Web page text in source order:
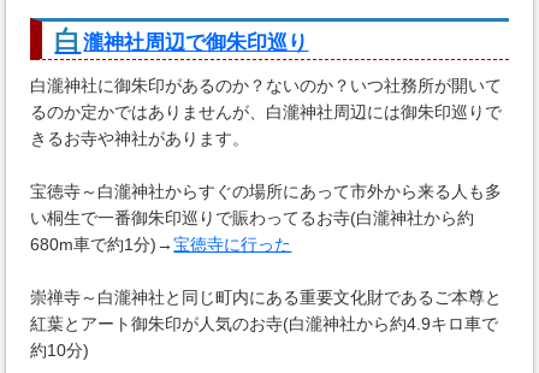
白 瀧神社周辺で御朱印巡り
白瀧神社に御朱印があるのか？ないのか？いつ社務所が開いて
るのか定かではありませんが、白瀧神社周辺には御朱印巡りで
きるお寺や神社があります。
宝徳寺～白瀧神社からすぐの場所にあって市外から来る人も多
い桐生で一番御朱印巡りで賑わってるお寺(白瀧神社から約
680m車で約1分)→宝徳寺に行った
崇禅寺～白瀧神社と同じ町内にある重要文化財であるご本尊と
紅葉とアート御朱印が人気のお寺(白瀧神社から約4.9キロ車で
約10分)